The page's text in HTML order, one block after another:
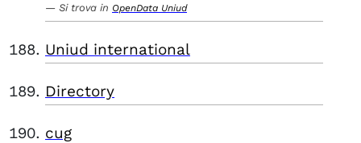
Si trova in OpenData Uniud
Uniud international
Directory
cug